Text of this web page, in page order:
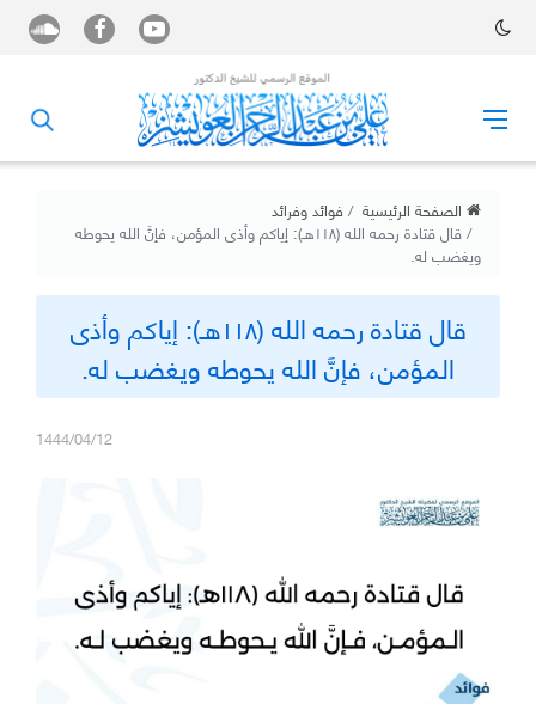
الصفحة الرئيسية فوائد وفرائد
‏قال قتادة رحمه الله (١١٨هـ): ‏إياكم وأذى المؤمن، فإنَّ الله يحوطه
ویغضب له.
‏قال قتادة رحمه الله (١١٨هـ): ‏إياكم وأذى
المؤمن، فإنَّ الله يحوطه ویغضب له.
1444/04/12